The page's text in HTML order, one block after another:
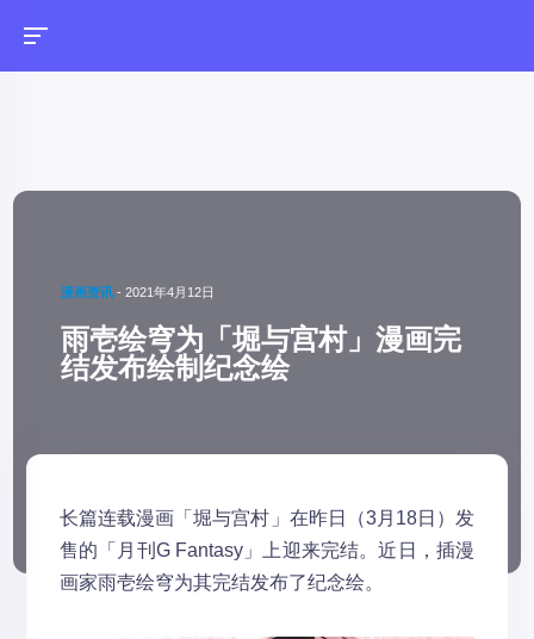
漫画资讯 -2021年4月12日
雨壱绘穹为「堀与宫村」漫画完
结发布绘制纪念绘
长篇连载漫画「堀与宫村」在昨日（3月18日）发
售的「月刊G Fantasy」上迎来完结。近日，插漫
画家雨壱绘穹为其完结发布了纪念绘。